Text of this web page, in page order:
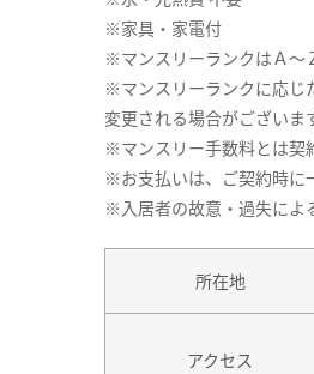
※家具・家電付
※マンスリーランクはＡ～
※マンスリーランクに応じ
変更される場合がございま
※マンスリー手数料とは契
※お支払いは、ご契約時に
※入居者の故意・過失によ
所在地
アクセス